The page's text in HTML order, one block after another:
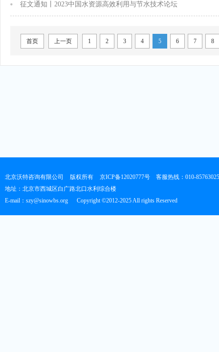
征文通知丨2023中国水资源高效利用与节水技术论坛
首页 上一页 1 2 3 4 5 6 7 8
北京沃特咨询有限公司 版权所有 京ICP备12020777号 客服热线：010-85763025
地址：北京市西城区白广路北口水利综合楼
E-mail：szy@sinowbs.org
Copyright ©2012-2025 All rights Reserved